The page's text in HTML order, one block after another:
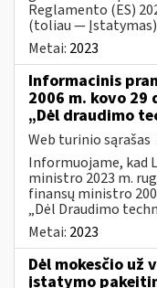
Reglamento (ES)
(toliau —
Metai: 2023
Informacinis
2006 m. kovo 29
„Dėl draudimo
Web turinio sąrašas
Informuojame, kad
ministro 2023 m.
finansų ministro
„Dėl Draudimo
Metai: 2023
Dėl mokesčio
įstatymo